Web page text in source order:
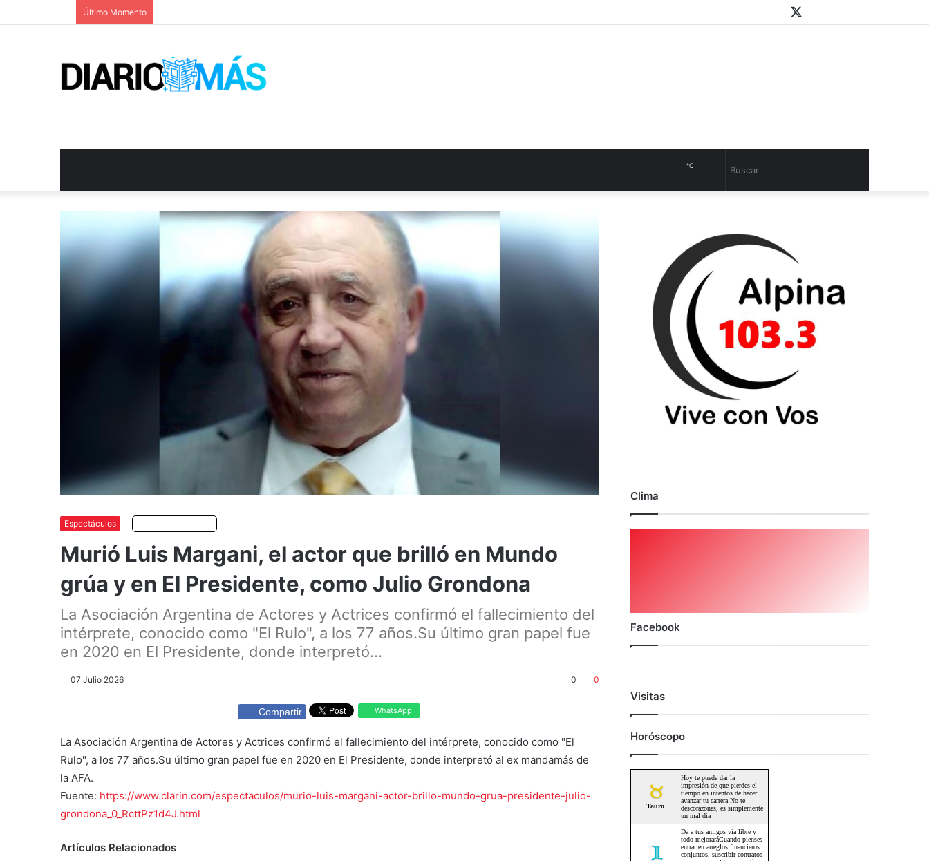
Último Momento Instagram
Youtube
WhatsApp
Cambiar
℃
Espectáculos
Murió Luis Margani, el actor que brilló en Mundo
grúa y en El Presidente, como Julio Grondona
La Asociación Argentina de Actores y Actrices confirmó el fallecimiento del
intérprete, conocido como "El Rulo", a los 77 años.Su último gran papel fue
en 2020 en El Presidente, donde interpretó...
07 Julio 2026 0 0
Compartir WhatsApp
La Asociación Argentina de Actores y Actrices confirmó el fallecimiento del intérprete, conocido como "El
Rulo", a los 77 años.Su último gran papel fue en 2020 en El Presidente, donde interpretó al ex mandamás de
la AFA.
Fuente: https://www.clarin.com/espectaculos/murio-luis-margani-actor-brillo-mundo-grua-presidente-julio-
grondona_0_RcttPz1d4J.html
Artículos Relacionados
Clima
Facebook
Visitas
Horóscopo